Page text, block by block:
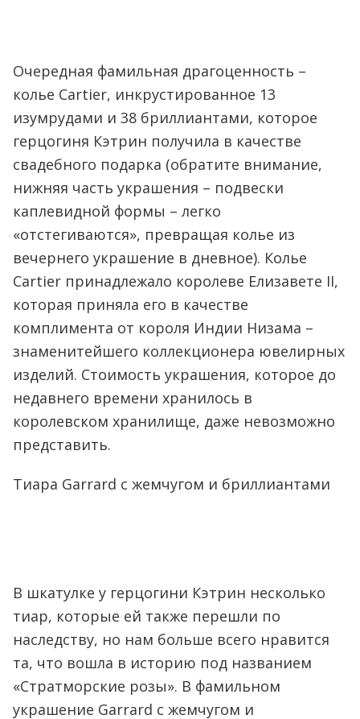
Очередная фамильная драгоценность –
колье Cartier, инкрустированное 13
изумрудами и 38 бриллиантами, которое
герцогиня Кэтрин получила в качестве
свадебного подарка (обратите внимание,
нижняя часть украшения – подвески
каплевидной формы – легко
«отстегиваются», превращая колье из
вечернего украшение в дневное). Колье
Cartier принадлежало королеве Елизавете II,
которая приняла его в качестве
комплимента от короля Индии Низама –
знаменитейшего коллекционера ювелирных
изделий. Стоимость украшения, которое до
недавнего времени хранилось в
королевском хранилище, даже невозможно
представить.
Тиара Garrard с жемчугом и бриллиантами
В шкатулке у герцогини Кэтрин несколько
тиар, которые ей также перешли по
наследству, но нам больше всего нравится
та, что вошла в историю под названием
«Стратморские розы». В фамильном
украшение Garrard с жемчугом и